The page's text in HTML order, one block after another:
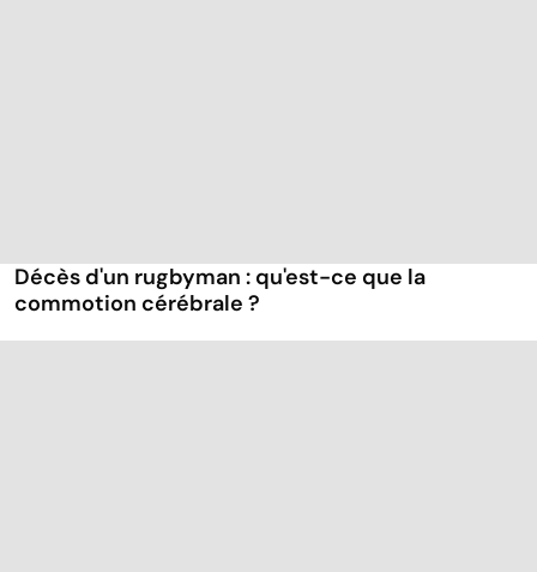
Décès d'un rugbyman : qu'est-ce que la
commotion cérébrale ?